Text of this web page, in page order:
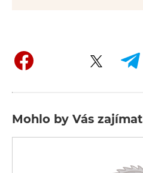
Mohlo by Vás zajímat